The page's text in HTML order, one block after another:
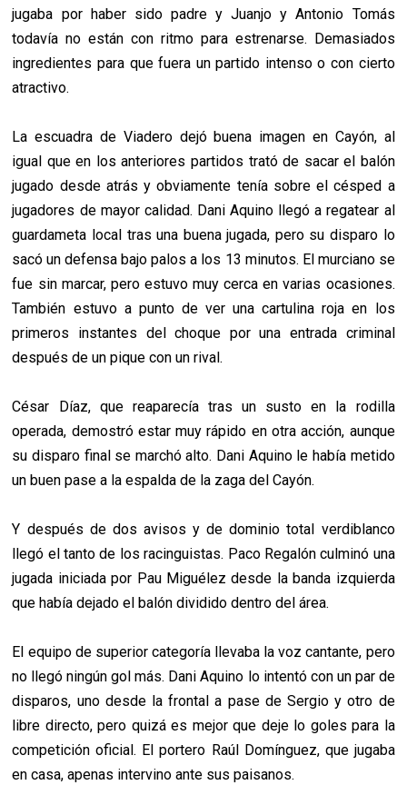
jugaba por haber sido padre y Juanjo y Antonio Tomás
todavía no están con ritmo para estrenarse. Demasiados
ingredientes para que fuera un partido intenso o con cierto
atractivo.
La escuadra de Viadero dejó buena imagen en Cayón, al
igual que en los anteriores partidos trató de sacar el balón
jugado desde atrás y obviamente tenía sobre el césped a
jugadores de mayor calidad. Dani Aquino llegó a regatear al
guardameta local tras una buena jugada, pero su disparo lo
sacó un defensa bajo palos a los 13 minutos. El murciano se
fue sin marcar, pero estuvo muy cerca en varias ocasiones.
También estuvo a punto de ver una cartulina roja en los
primeros instantes del choque por una entrada criminal
después de un pique con un rival.
César Díaz, que reaparecía tras un susto en la rodilla
operada, demostró estar muy rápido en otra acción, aunque
su disparo final se marchó alto. Dani Aquino le había metido
un buen pase a la espalda de la zaga del Cayón.
Y después de dos avisos y de dominio total verdiblanco
llegó el tanto de los racinguistas. Paco Regalón culminó una
jugada iniciada por Pau Miguélez desde la banda izquierda
que había dejado el balón dividido dentro del área.
El equipo de superior categoría llevaba la voz cantante, pero
no llegó ningún gol más. Dani Aquino lo intentó con un par de
disparos, uno desde la frontal a pase de Sergio y otro de
libre directo, pero quizá es mejor que deje lo goles para la
competición oficial. El portero Raúl Domínguez, que jugaba
en casa, apenas intervino ante sus paisanos.